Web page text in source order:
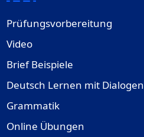
Prüfungsvorbereitung
Video
Brief Beispiele
Deutsch Lernen mit Dialogen
Grammatik
Online Übungen